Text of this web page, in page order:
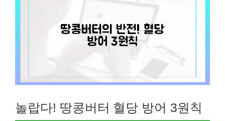
놀랍다! 땅콩버터 혈당 방어 3원칙